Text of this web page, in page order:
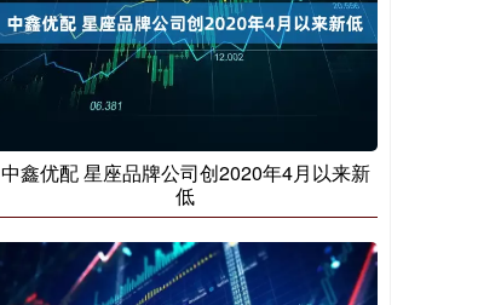
中鑫优配 星座品牌公司创2020年4月以来新
低